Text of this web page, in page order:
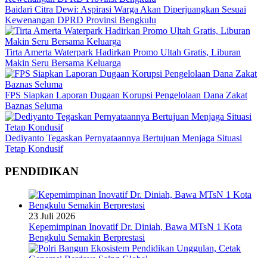
Baidari Citra Dewi: Aspirasi Warga Akan Diperjuangkan Sesuai
Kewenangan DPRD Provinsi Bengkulu
Tirta Amerta Waterpark Hadirkan Promo Ultah Gratis, Liburan
Makin Seru Bersama Keluarga
FPS Siapkan Laporan Dugaan Korupsi Pengelolaan Dana Zakat
Baznas Seluma
Dediyanto Tegaskan Pernyataannya Bertujuan Menjaga Situasi
Tetap Kondusif
PENDIDIKAN
23 Juli 2026
Kepemimpinan Inovatif Dr. Diniah, Bawa MTsN 1 Kota
Bengkulu Semakin Berprestasi